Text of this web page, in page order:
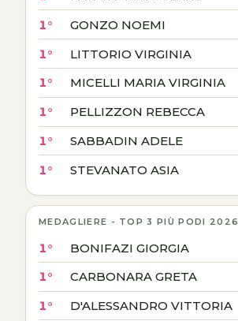
1° GONZO NOEMI
1° LITTORIO VIRGINIA
1° MICELLI MARIA VIRGINIA
1° PELLIZZON REBECCA
1° SABBADIN ADELE
1° STEVANATO ASIA
MEDAGLIERE - TOP 3 PIÙ PODI 2026
1° BONIFAZI GIORGIA
1° CARBONARA GRETA
1° D'ALESSANDRO VITTORIA